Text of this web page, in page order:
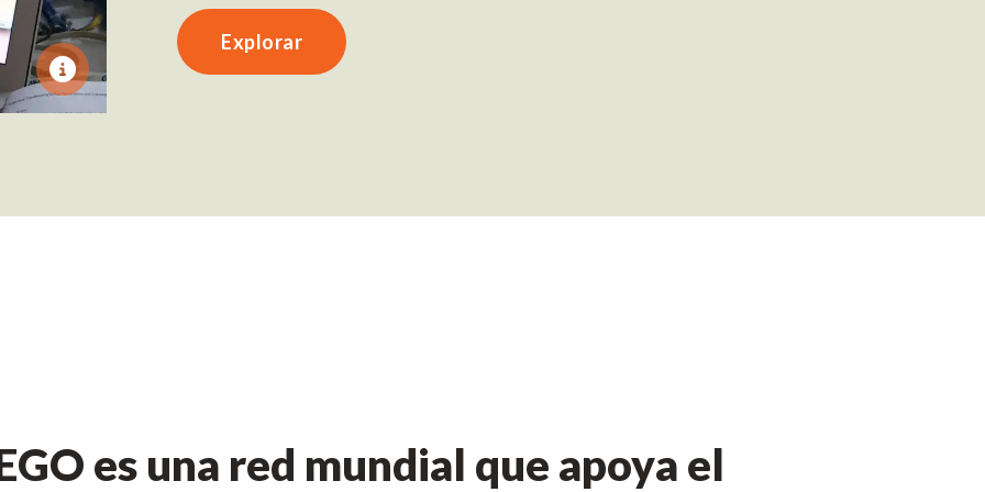
Explorar
es una red mundial que apoya el